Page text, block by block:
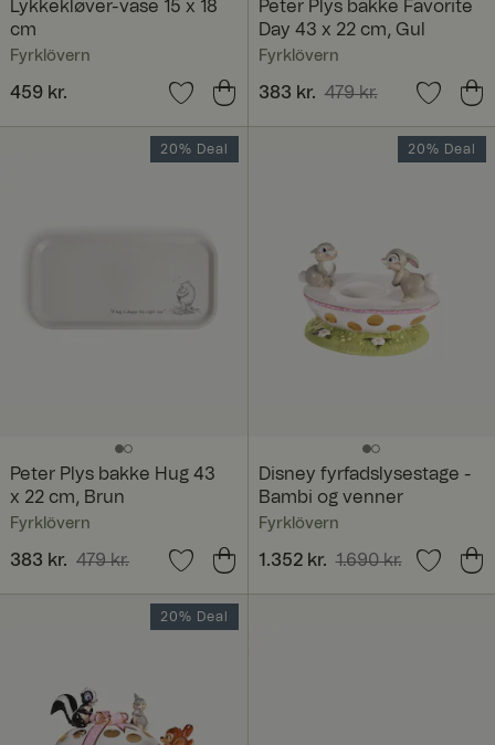
Lykkekløver-vase 15 x 18
cm
Fyrklövern
Pris :459 kr.
459 kr.
Peter Plys bakke Favorite
Day 43 x 22 cm, Gul
Fyrklövern
Nuværende pris
383 kr. 479 kr.
20% Deal
Peter Plys bakke Hug 43
x 22 cm, Brun
Fyrklövern
Nuværende pris
383 kr. 479 kr.
20% Deal
Disney fyrfadslysestage -
Bambi og venner
Fyrklövern
Nuværende pris:
1.352 kr. 1.690 kr.
20% Deal